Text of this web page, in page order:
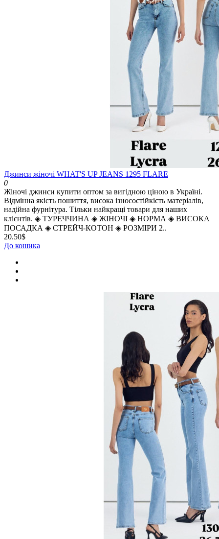
Джинси жіночі WHAT'S UP JEANS 1295 FLARE
0
Жіночі джинси купити оптом за вигідною ціною в Україні.
Відмінна якість пошиття, висока ізносостійкість матеріалів,
надійна фурнітура. Тільки найкращі товари для наших
клієнтів. ◈ ТУРЕЧЧИНА ◈ ЖІНОЧІ ◈ НОРМА ◈ ВИСОКА
ПОСАДКА ◈ СТРЕЙЧ-КОТОН ◈ РОЗМІРИ 2..
20.50$
До кошика